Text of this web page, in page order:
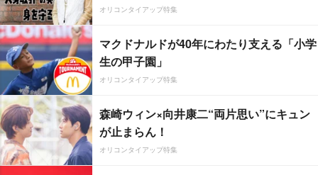
オリコンタイアップ特集
マクドナルドが40年にわたり支える「小学
生の甲子園」
オリコンタイアップ特集
森崎ウィン×向井康二“両片思い”にキュン
が止まらん！
オリコンタイアップ特集